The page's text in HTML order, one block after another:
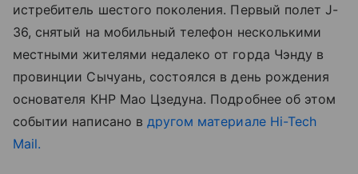
истребитель шестого поколения. Первый полет J-
36, снятый на мобильный телефон несколькими
местными жителями недалеко от горда Чэнду в
провинции Сычуань, состоялся в день рождения
основателя КНР Мао Цзедуна. Подробнее об этом
событии написано в другом материале Hi-Tech
Mail.